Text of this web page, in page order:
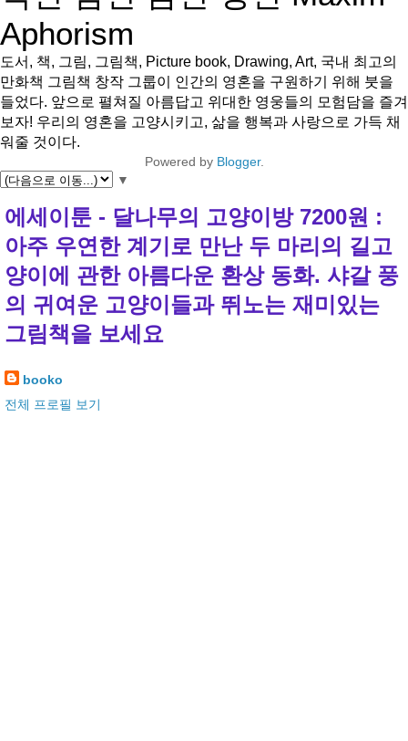
Aphorism
도서, 책, 그림, 그림책, Picture book, Drawing, Art, 국내 최고의
만화책 그림책 창작 그룹이 인간의 영혼을 구원하기 위해 붓을
들었다. 앞으로 펼쳐질 아름답고 위대한 영웅들의 모험담을 즐겨
보자! 우리의 영혼을 고양시키고, 삶을 행복과 사랑으로 가득 채
워줄 것이다.
Powered by Blogger.
▼
에세이툰 - 달나무의 고양이방 7200원 :
아주 우연한 계기로 만난 두 마리의 길고
양이에 관한 아름다운 환상 동화. 샤갈 풍
의 귀여운 고양이들과 뛰노는 재미있는
그림책을 보세요
booko
전체 프로필 보기